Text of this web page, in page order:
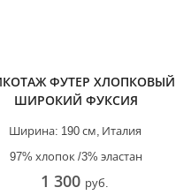
ФУТЕР ХЛОПКОВЫЙ
ШИРОКИЙ ФУКСИЯ
Италия
Ширина: 190 см,
97% хлопок /3% эластан
1 300 руб.